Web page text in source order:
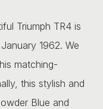
Triumph TR4 is
1962. We
matching-
this stylish and
Blue and